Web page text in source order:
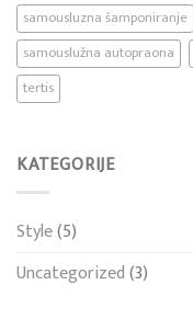
samousluzna šamponiranje
samouslužna autopraona
tertis
KATEGORIJE
Style(5)
Uncategorized(3)